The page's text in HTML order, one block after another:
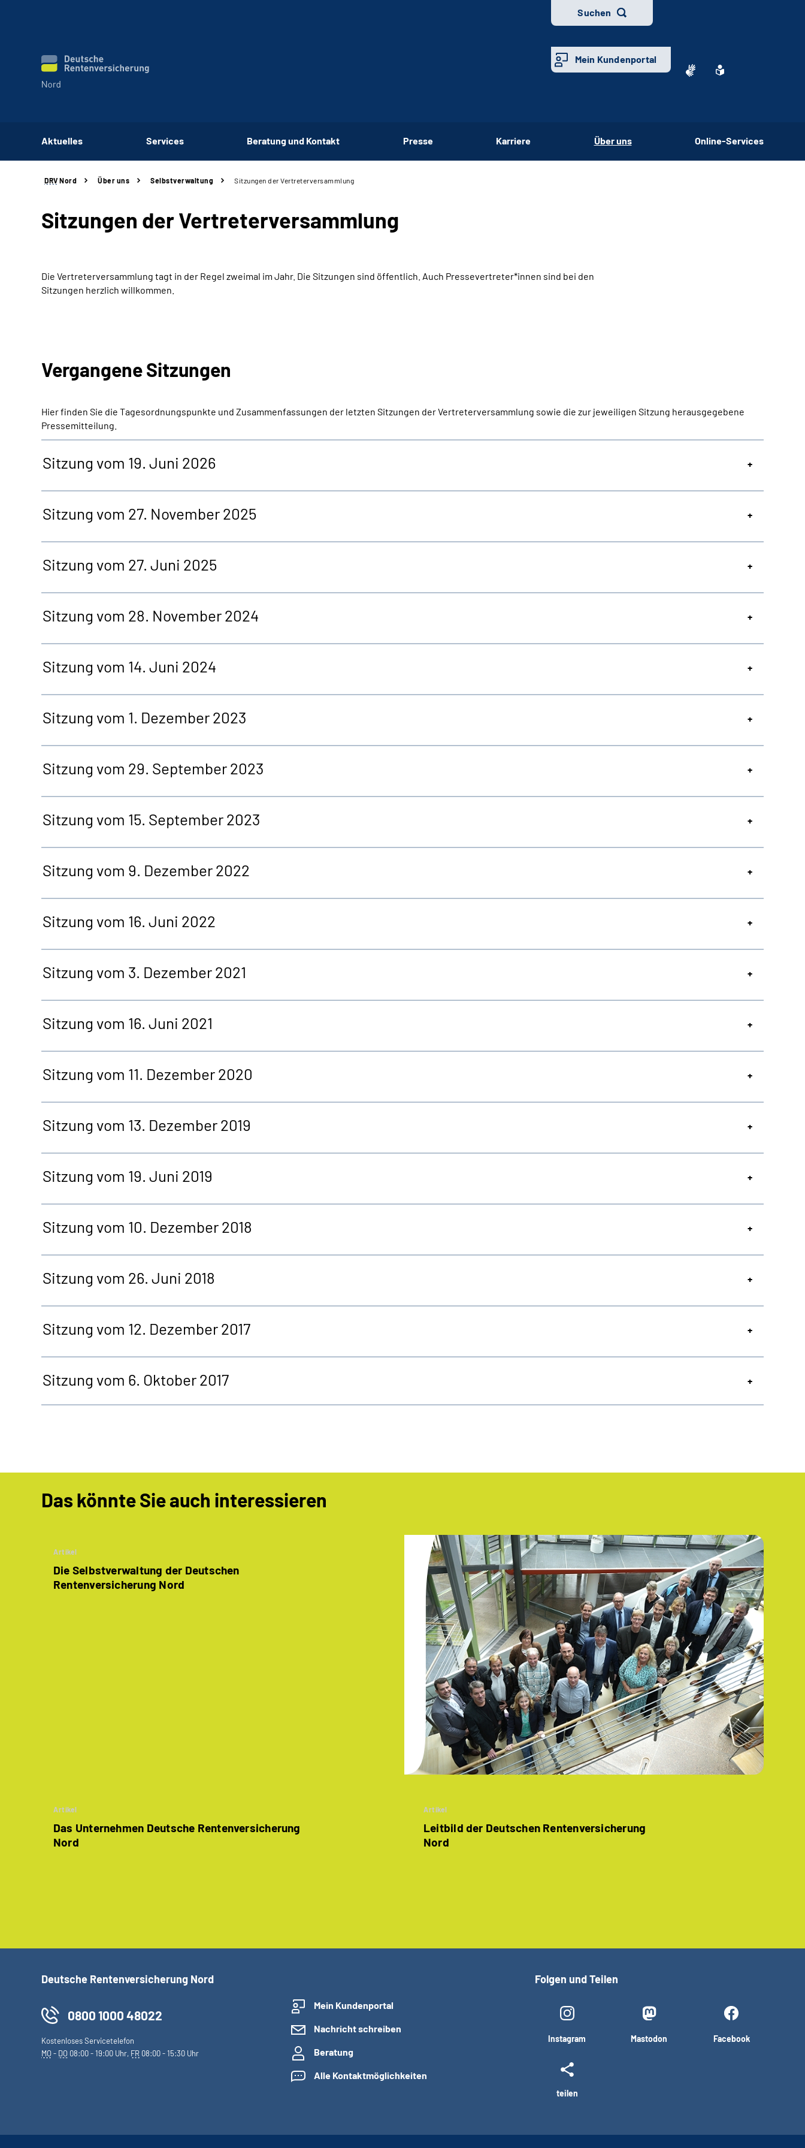
Suchen
Mein Kundenportal
Aktuelles Services Beratung und Kontakt Presse Karriere Über uns Online-Services
DRV Nord Über uns Selbstverwaltung Sitzungen der Vertreterversammlung
Sitzungen der Vertreterversammlung
Die Vertreterversammlung tagt in der Regel zweimal im Jahr. Die Sitzungen sind öffentlich. Auch Pressevertreter*innen sind bei den
Sitzungen herzlich willkommen.
Vergangene Sitzungen
Hier finden Sie die Tagesordnungspunkte und Zusammenfassungen der letzten Sitzungen der Vertreterversammlung sowie die zur jeweiligen Sitzung herausgegebene
Pressemitteilung.
Sitzung vom 19. Juni 2026
Sitzung vom 27. November 2025
Sitzung vom 27. Juni 2025
Sitzung vom 28. November 2024
Sitzung vom 14. Juni 2024
Sitzung vom 1. Dezember 2023
Sitzung vom 29. September 2023
Sitzung vom 15. September 2023
Sitzung vom 9. Dezember 2022
Sitzung vom 16. Juni 2022
Sitzung vom 3. Dezember 2021
Sitzung vom 16. Juni 2021
Sitzung vom 11. Dezember 2020
Sitzung vom 13. Dezember 2019
Sitzung vom 19. Juni 2019
Sitzung vom 10. Dezember 2018
Sitzung vom 26. Juni 2018
Sitzung vom 12. Dezember 2017
Sitzung vom 6. Oktober 2017
Das könnte Sie auch interessieren
Artikel
Die Selbstverwaltung der Deutschen
Rentenversicherung Nord
Artikel
Das Unternehmen Deutsche Renten­versicherung
Nord
Artikel
Leitbild der Deutschen Rentenversicherung
Nord
Deutsche Rentenversicherung Nord
0800 1000 48022
Kostenloses Servicetelefon
MO- DO 08:00 - 19:00 Uhr, FR 08:00 - 15:30 Uhr
Mein Kundenportal
Nachricht schreiben
Beratung
Alle Kontaktmöglichkeiten
Folgen und Teilen
Instagram Mastodon Facebook
teilen